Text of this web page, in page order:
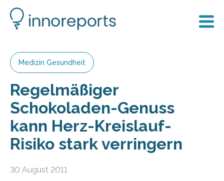
Medizin Gesundheit
Regelmäßiger
Schokoladen-Genuss
kann Herz-Kreislauf-
Risiko stark verringern
30 August 2011